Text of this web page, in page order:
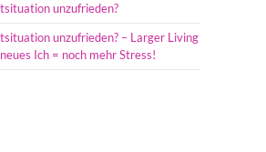
unzufrieden?
unzufrieden? – Larger Living
Ich = noch mehr Stress!